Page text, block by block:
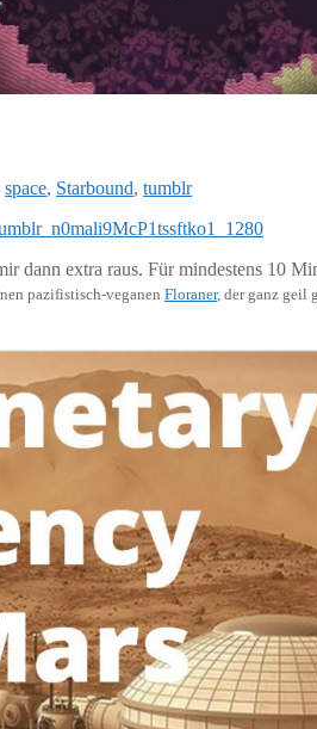
space, Starbound, tumblr
dann extra raus. Für mindestens 10
pazifistisch-veganen Floraner, der ganz geil